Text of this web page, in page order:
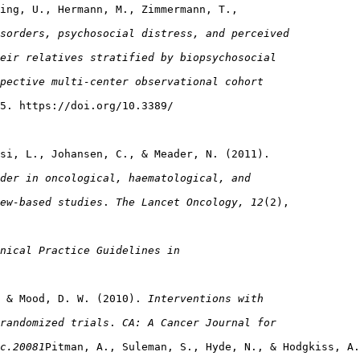
U., Hermann, M., Zimmermann, T.,
psychosocial distress, and perceived
relatives stratified by biopsychosocial
multi-center observational cohort
https://doi.org/10.3389/
L., Johansen, C., & Meader, N. (2011).
in oncological, haematological, and
based studies . The Lancet Oncology, 12 (2),
Practice Guidelines in
Mood, D. W. (2010). Interventions with
trials . CA: A Cancer Journal for
Pitman, A., Suleman, S., Hyde, N., & Hodgkiss,